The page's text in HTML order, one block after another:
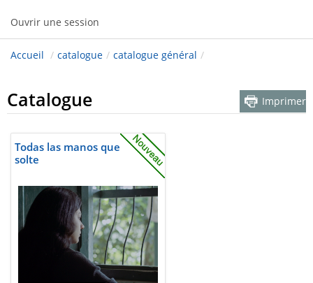
Ouvrir une session
Accueil / catalogue / catalogue général /
Catalogue Imprimer
Todas las manos que
solte